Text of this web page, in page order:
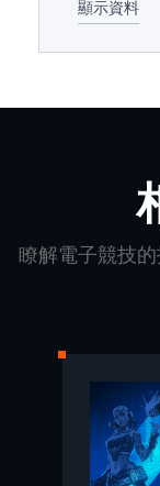
顯示資料
瞭解電子競技